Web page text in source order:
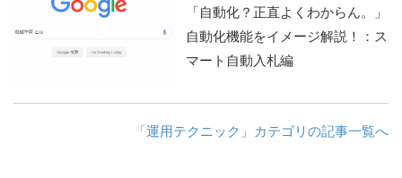
「自動化？正直よくわからん。」
自動化機能をイメージ解説！：ス
マート自動入札編
「運用テクニック」カテゴリの記事一覧へ